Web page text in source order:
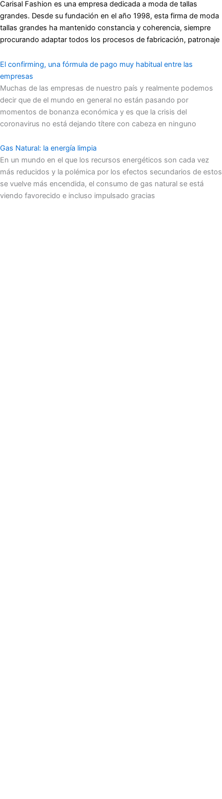
Carisal Fashion es una empresa dedicada a moda de tallas
grandes. Desde su fundación en el año 1998, esta firma de moda
tallas grandes ha mantenido constancia y coherencia, siempre
procurando adaptar todos los procesos de fabricación, patronaje
El confirming, una fórmula de pago muy habitual entre las
empresas
Muchas de las empresas de nuestro país y realmente podemos
decir que de el mundo en general no están pasando por
momentos de bonanza económica y es que la crisis del
coronavirus no está dejando títere con cabeza en ninguno
Gas Natural: la energía limpia
En un mundo en el que los recursos energéticos son cada vez
más reducidos y la polémica por los efectos secundarios de estos
se vuelve más encendida, el consumo de gas natural se está
viendo favorecido e incluso impulsado gracias